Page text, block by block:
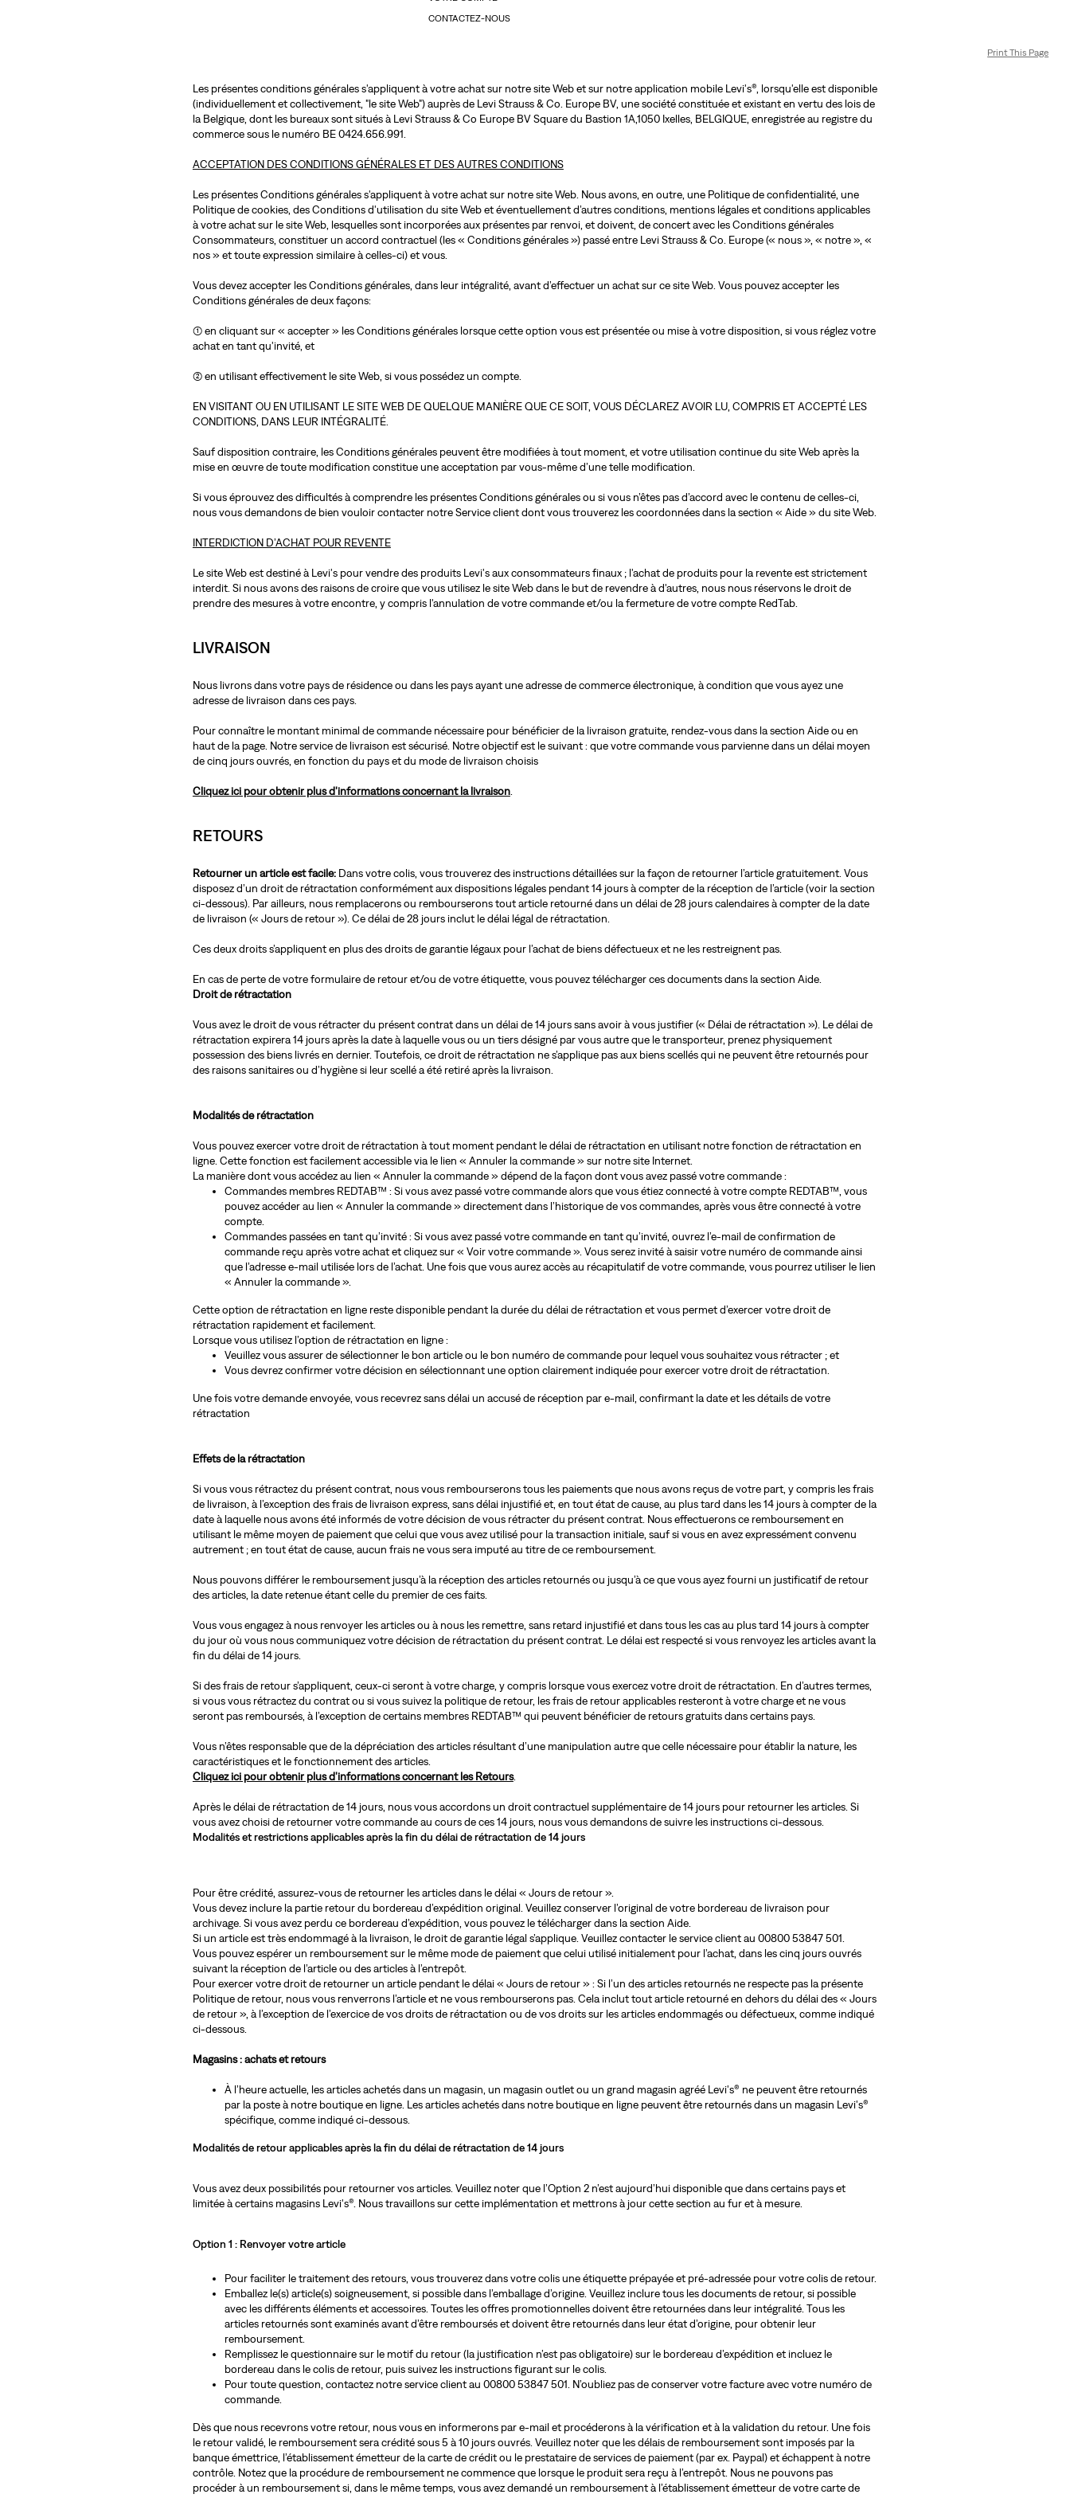
CONTACTEZ-NOUS
Print This Page
Les présentes conditions générales s'appliquent à votre achat sur notre site Web et sur notre application mobile Levi's®, lorsqu'elle est disponible
(individuellement et collectivement, "le site Web") auprès de Levi Strauss & Co. Europe BV, une société constituée et existant en vertu des lois de
la Belgique, dont les bureaux sont situés à Levi Strauss & Co Europe BV Square du Bastion 1A,1050 Ixelles, BELGIQUE, enregistrée au registre du
commerce sous le numéro BE 0424.656.991.
ACCEPTATION DES CONDITIONS GÉNÉRALES ET DES AUTRES CONDITIONS
Les présentes Conditions générales s'appliquent à votre achat sur notre site Web. Nous avons, en outre, une Politique de confidentialité, une
Politique de cookies, des Conditions d'utilisation du site Web et éventuellement d’autres conditions, mentions légales et conditions applicables
à votre achat sur le site Web, lesquelles sont incorporées aux présentes par renvoi, et doivent, de concert avec les Conditions générales
Consommateurs, constituer un accord contractuel (les « Conditions générales ») passé entre Levi Strauss & Co. Europe (« nous », « notre », «
nos » et toute expression similaire à celles-ci) et vous.
Vous devez accepter les Conditions générales, dans leur intégralité, avant d’effectuer un achat sur ce site Web. Vous pouvez accepter les
Conditions générales de deux façons:
(1) en cliquant sur « accepter » les Conditions générales lorsque cette option vous est présentée ou mise à votre disposition, si vous réglez votre
achat en tant qu'invité, et
(2) en utilisant effectivement le site Web, si vous possédez un compte.
EN VISITANT OU EN UTILISANT LE SITE WEB DE QUELQUE MANIÈRE QUE CE SOIT, VOUS DÉCLAREZ AVOIR LU, COMPRIS ET ACCEPTÉ LES
CONDITIONS, DANS LEUR INTÉGRALITÉ.
Sauf disposition contraire, les Conditions générales peuvent être modifiées à tout moment, et votre utilisation continue du site Web après la
mise en œuvre de toute modification constitue une acceptation par vous-même d’une telle modification.
Si vous éprouvez des difficultés à comprendre les présentes Conditions générales ou si vous n’êtes pas d’accord avec le contenu de celles-ci,
nous vous demandons de bien vouloir contacter notre Service client dont vous trouverez les coordonnées dans la section « Aide » du site Web.
INTERDICTION D’ACHAT POUR REVENTE
Le site Web est destiné à Levi's pour vendre des produits Levi's aux consommateurs finaux ; l'achat de produits pour la revente est strictement
interdit. Si nous avons des raisons de croire que vous utilisez le site Web dans le but de revendre à d'autres, nous nous réservons le droit de
prendre des mesures à votre encontre, y compris l'annulation de votre commande et/ou la fermeture de votre compte RedTab.
LIVRAISON
Nous livrons dans votre pays de résidence ou dans les pays ayant une adresse de commerce électronique, à condition que vous ayez une
adresse de livraison dans ces pays.
Pour connaître le montant minimal de commande nécessaire pour bénéficier de la livraison gratuite, rendez-vous dans la section Aide ou en
haut de la page. Notre service de livraison est sécurisé. Notre objectif est le suivant : que votre commande vous parvienne dans un délai moyen
de cinq jours ouvrés, en fonction du pays et du mode de livraison choisis
Cliquez ici pour obtenir plus d'informations concernant la livraison.
RETOURS
Retourner un article est facile:Dans votre colis, vous trouverez des instructions détaillées sur la façon de retourner l’article gratuitement. Vous
disposez d’un droit de rétractation conformément aux dispositions légales pendant 14 jours à compter de la réception de l’article (voir la section
ci-dessous). Par ailleurs, nous remplacerons ou rembourserons tout article retourné dans un délai de 28 jours calendaires à compter de la date
de livraison (« Jours de retour »). Ce délai de 28 jours inclut le délai légal de rétractation.
Ces deux droits s’appliquent en plus des droits de garantie légaux pour l’achat de biens défectueux et ne les restreignent pas.
En cas de perte de votre formulaire de retour et/ou de votre étiquette, vous pouvez télécharger ces documents dans la section Aide.
Droit de rétractation
Vous avez le droit de vous rétracter du présent contrat dans un délai de 14 jours sans avoir à vous justifier (« Délai de rétractation »). Le délai de
rétractation expirera 14 jours après la date à laquelle vous ou un tiers désigné par vous autre que le transporteur, prenez physiquement
possession des biens livrés en dernier. Toutefois, ce droit de rétractation ne s’applique pas aux biens scellés qui ne peuvent être retournés pour
des raisons sanitaires ou d’hygiène si leur scellé a été retiré après la livraison.
Modalités de rétractation
Vous pouvez exercer votre droit de rétractation à tout moment pendant le délai de rétractation en utilisant notre fonction de rétractation en
ligne. Cette fonction est facilement accessible via le lien « Annuler la commande » sur notre site Internet.
La manière dont vous accédez au lien « Annuler la commande » dépend de la façon dont vous avez passé votre commande :
Commandes membres REDTAB™ : Si vous avez passé votre commande alors que vous étiez connecté à votre compte REDTAB™, vous
pouvez accéder au lien « Annuler la commande » directement dans l’historique de vos commandes, après vous être connecté à votre
compte.
Commandes passées en tant qu’invité : Si vous avez passé votre commande en tant qu’invité, ouvrez l’e-mail de confirmation de
commande reçu après votre achat et cliquez sur « Voir votre commande ». Vous serez invité à saisir votre numéro de commande ainsi
que l’adresse e-mail utilisée lors de l’achat. Une fois que vous aurez accès au récapitulatif de votre commande, vous pourrez utiliser le lien
« Annuler la commande ».
Cette option de rétractation en ligne reste disponible pendant la durée du délai de rétractation et vous permet d’exercer votre droit de
rétractation rapidement et facilement.
Lorsque vous utilisez l’option de rétractation en ligne :
Veuillez vous assurer de sélectionner le bon article ou le bon numéro de commande pour lequel vous souhaitez vous rétracter ; et
Vous devrez confirmer votre décision en sélectionnant une option clairement indiquée pour exercer votre droit de rétractation.
Une fois votre demande envoyée, vous recevrez sans délai un accusé de réception par e-mail, confirmant la date et les détails de votre
rétractation
Effets de la rétractation
Si vous vous rétractez du présent contrat, nous vous rembourserons tous les paiements que nous avons reçus de votre part, y compris les frais
de livraison, à l’exception des frais de livraison express, sans délai injustifié et, en tout état de cause, au plus tard dans les 14 jours à compter de la
date à laquelle nous avons été informés de votre décision de vous rétracter du présent contrat. Nous effectuerons ce remboursement en
utilisant le même moyen de paiement que celui que vous avez utilisé pour la transaction initiale, sauf si vous en avez expressément convenu
autrement ; en tout état de cause, aucun frais ne vous sera imputé au titre de ce remboursement.
Nous pouvons différer le remboursement jusqu’à la réception des articles retournés ou jusqu’à ce que vous ayez fourni un justificatif de retour
des articles, la date retenue étant celle du premier de ces faits.
Vous vous engagez à nous renvoyer les articles ou à nous les remettre, sans retard injustifié et dans tous les cas au plus tard 14 jours à compter
du jour où vous nous communiquez votre décision de rétractation du présent contrat. Le délai est respecté si vous renvoyez les articles avant la
fin du délai de 14 jours.
Si des frais de retour s’appliquent, ceux-ci seront à votre charge, y compris lorsque vous exercez votre droit de rétractation. En d’autres termes,
si vous vous rétractez du contrat ou si vous suivez la politique de retour, les frais de retour applicables resteront à votre charge et ne vous
seront pas remboursés, à l’exception de certains membres REDTAB™ qui peuvent bénéficier de retours gratuits dans certains pays.
Vous n’êtes responsable que de la dépréciation des articles résultant d’une manipulation autre que celle nécessaire pour établir la nature, les
caractéristiques et le fonctionnement des articles.
Cliquez ici pour obtenir plus d'informations concernant les Retours.
Après le délai de rétractation de 14 jours, nous vous accordons un droit contractuel supplémentaire de 14 jours pour retourner les articles. Si
vous avez choisi de retourner votre commande au cours de ces 14 jours, nous vous demandons de suivre les instructions ci-dessous.
Modalités et restrictions applicables après la fin du délai de rétractation de 14 jours
Pour être crédité, assurez-vous de retourner les articles dans le délai « Jours de retour ».
Vous devez inclure la partie retour du bordereau d’expédition original. Veuillez conserver l’original de votre bordereau de livraison pour
archivage. Si vous avez perdu ce bordereau d’expédition, vous pouvez le télécharger dans la section Aide.
Si un article est très endommagé à la livraison, le droit de garantie légal s’applique. Veuillez contacter le service client au 00800 53847 501.
Vous pouvez espérer un remboursement sur le même mode de paiement que celui utilisé initialement pour l’achat, dans les cinq jours ouvrés
suivant la réception de l’article ou des articles à l’entrepôt.
Pour exercer votre droit de retourner un article pendant le délai « Jours de retour » : Si l’un des articles retournés ne respecte pas la présente
Politique de retour, nous vous renverrons l’article et ne vous rembourserons pas. Cela inclut tout article retourné en dehors du délai des « Jours
de retour », à l’exception de l’exercice de vos droits de rétractation ou de vos droits sur les articles endommagés ou défectueux, comme indiqué
ci-dessous.
Magasins : achats et retours
À l’heure actuelle, les articles achetés dans un magasin, un magasin outlet ou un grand magasin agréé Levi's® ne peuvent être retournés
par la poste à notre boutique en ligne. Les articles achetés dans notre boutique en ligne peuvent être retournés dans un magasin Levi's®
spécifique, comme indiqué ci-dessous.
Modalités de retour applicables après la fin du délai de rétractation de 14 jours
Vous avez deux possibilités pour retourner vos articles. Veuillez noter que l’Option 2 n’est aujourd’hui disponible que dans certains pays et
limitée à certains magasins Levi's®. Nous travaillons sur cette implémentation et mettrons à jour cette section au fur et à mesure.
Option 1 : Renvoyer votre article
Pour faciliter le traitement des retours, vous trouverez dans votre colis une étiquette prépayée et pré-adressée pour votre colis de retour.
Emballez le(s) article(s) soigneusement, si possible dans l’emballage d’origine. Veuillez inclure tous les documents de retour, si possible
avec les différents éléments et accessoires. Toutes les offres promotionnelles doivent être retournées dans leur intégralité. Tous les
articles retournés sont examinés avant d’être remboursés et doivent être retournés dans leur état d’origine, pour obtenir leur
remboursement.
Remplissez le questionnaire sur le motif du retour (la justification n’est pas obligatoire) sur le bordereau d’expédition et incluez le
bordereau dans le colis de retour, puis suivez les instructions figurant sur le colis.
Pour toute question, contactez notre service client au 00800 53847 501. N’oubliez pas de conserver votre facture avec votre numéro de
commande.
Dès que nous recevrons votre retour, nous vous en informerons par e-mail et procéderons à la vérification et à la validation du retour. Une fois
le retour validé, le remboursement sera crédité sous 5 à 10 jours ouvrés. Veuillez noter que les délais de remboursement sont imposés par la
banque émettrice, l’établissement émetteur de la carte de crédit ou le prestataire de services de paiement (par ex. Paypal) et échappent à notre
contrôle. Notez que la procédure de remboursement ne commence que lorsque le produit sera reçu à l’entrepôt. Nous ne pouvons pas
procéder à un remboursement si, dans le même temps, vous avez demandé un remboursement à l’établissement émetteur de votre carte de